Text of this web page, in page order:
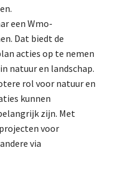
een Wmo-
Dat biedt de
acties op te nemen
natuur en landschap.
rol voor natuur en
kunnen
zijn. Met
voor
via